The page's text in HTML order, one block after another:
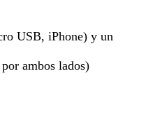
ampliar
alejar
USB, iPhone) y un
ambos lados)